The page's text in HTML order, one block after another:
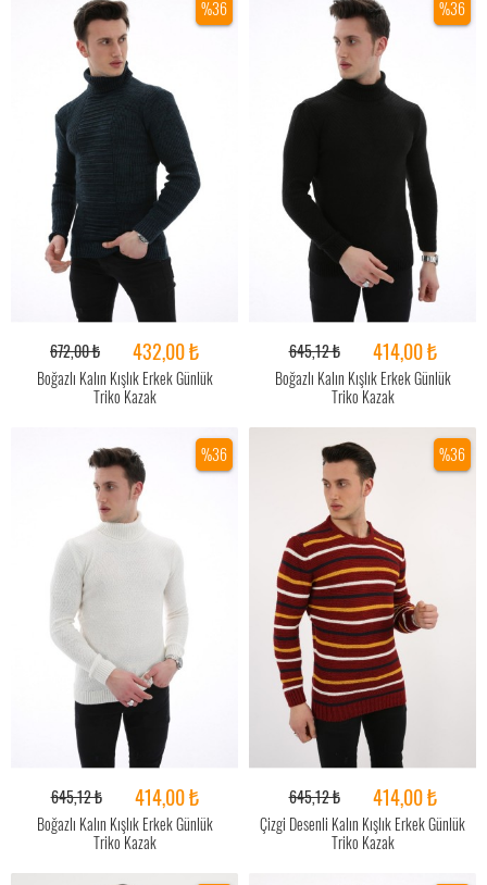
%36
672,00 ₺ 432,00 ₺
Boğazlı Kalın Kışlık Erkek Günlük
Triko Kazak
%36
645,12 ₺ 414,00 ₺
Boğazlı Kalın Kışlık Erkek Günlük
Triko Kazak
%36
645,12 ₺ 414,00 ₺
Boğazlı Kalın Kışlık Erkek Günlük
Triko Kazak
%36
645,12 ₺ 414,00 ₺
Çizgi Desenli Kalın Kışlık Erkek Günlük
Triko Kazak